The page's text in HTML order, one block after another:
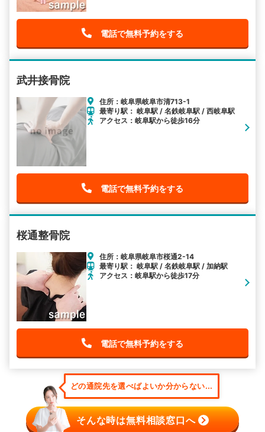
電話で無料予約をする
武井接骨院
住所：岐阜県岐阜市清713-1
最寄り駅： 岐阜駅 / 名鉄岐阜駅 / 西岐阜駅
アクセス：岐阜駅から徒歩16分
電話で無料予約をする
桜通整骨院
住所：岐阜県岐阜市桜通2-14
最寄り駅： 岐阜駅 / 名鉄岐阜駅 / 加納駅
アクセス：岐阜駅から徒歩17分
電話で無料予約をする
どの通院先を選べばよいか分からない...
そんな時は無料相談窓口へ